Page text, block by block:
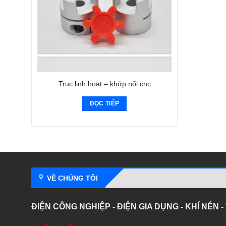
Trục linh hoạt – khớp nối cnc
ĐỌC TIẾP
VỀ CHÚNG TÔI
ĐIỆN CÔNG NGHIỆP - ĐIỆN GIA DỤNG - KHÍ NÉN